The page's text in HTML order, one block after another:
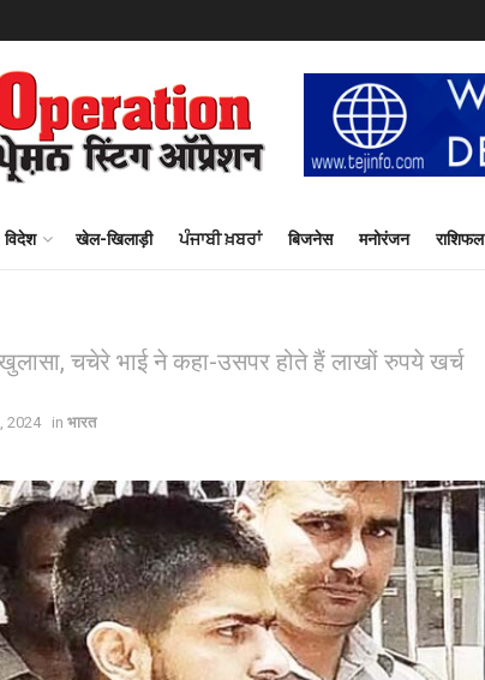
विदेश खेल-खिलाड़ी ਪੰਜਾਬੀ ਖ਼ਬਰਾਂ बिजनेस मनोरंजन राशिफल
चचेरे भाई ने कहा-उसपर होते हैं लाखों रुपये खर्च
2024 in भारत